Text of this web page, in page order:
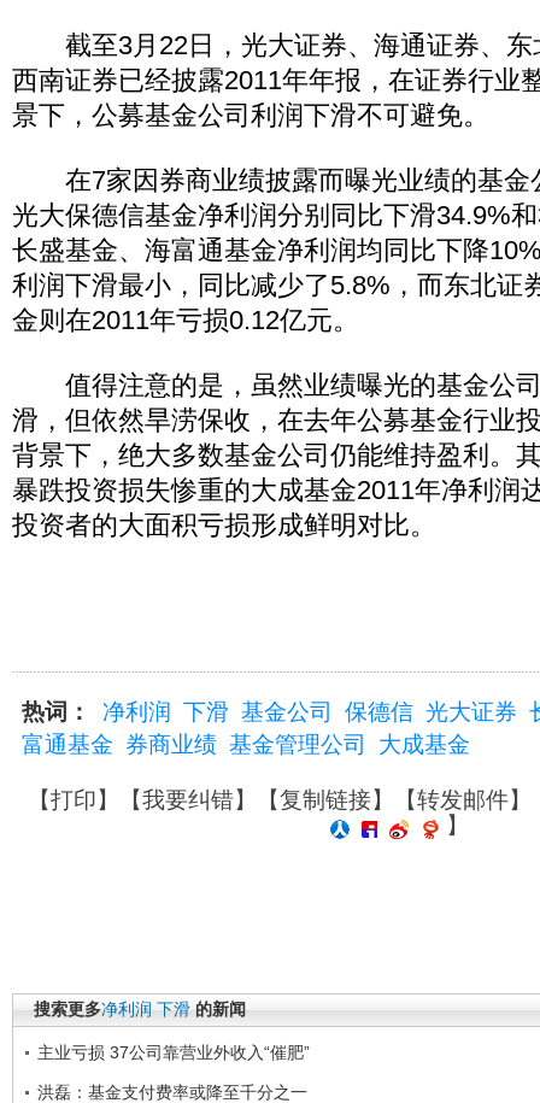
截至3月22日，光大证券、海通证券、东
西南证券已经披露2011年年报，在证券行业
景下，公募基金公司利润下滑不可避免。
在7家因券商业绩披露而曝光业绩的基金
光大保德信基金净利润分别同比下滑34.9%
长盛基金、海富通基金净利润均同比下降
利润下滑最小，同比减少了5.8%，而东北证
金则在2011年亏损0.12亿元。
值得注意的是，虽然业绩曝光的基金公
滑，但依然旱涝保收，在去年公募基金行业
背景下，绝大多数基金公司仍能维持盈利。
暴跌投资损失惨重的大成基金2011年净利润
投资者的大面积亏损形成鲜明对比。
热词： 净利润 下滑 基金公司 保德信 光大证券
富通基金 券商业绩 基金管理公司 大成基金
【打印】【我要纠错】【复制链接】【转发邮件】
】
搜索更多净利润 下滑 的新闻
主业亏损 37公司靠营业外收入“催肥”
洪磊：基金支付费率或降至千分之一